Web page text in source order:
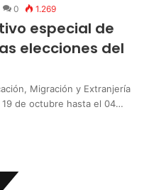
0 1.269
especial de
elecciones del
Migración y Extranjería
de octubre hasta el 04…